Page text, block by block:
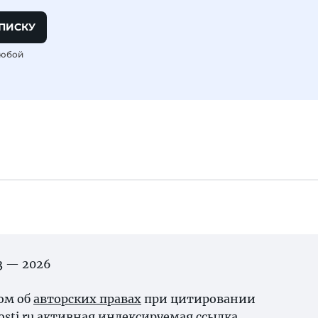
— 2026
об авторских правах при цитировании